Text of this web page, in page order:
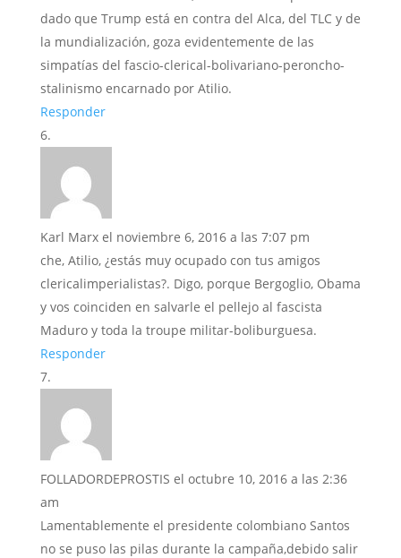
dado que Trump está en contra del Alca, del TLC y de
la mundialización, goza evidentemente de las
simpatías del fascio-clerical-bolivariano-peroncho-
stalinismo encarnado por Atilio.
Responder
Karl Marx el noviembre 6, 2016 a las 7:07 pm
che, Atilio, ¿estás muy ocupado con tus amigos
clericalimperialistas?. Digo, porque Bergoglio, Obama
y vos coinciden en salvarle el pellejo al fascista
Maduro y toda la troupe militar-boliburguesa.
Responder
FOLLADORDEPROSTIS el octubre 10, 2016 a las 2:36
am
Lamentablemente el presidente colombiano Santos
no se puso las pilas durante la campaña,debido salir